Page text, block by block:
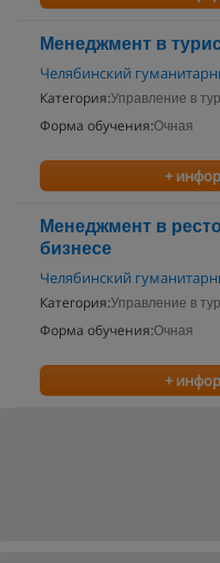
Менеджмент в
Челябинский
Категория:Управление в
Форма обучения:Очная
+
Менеджмент в
бизнесе
Челябинский
Категория:Управление в
Форма обучения:Очная
+